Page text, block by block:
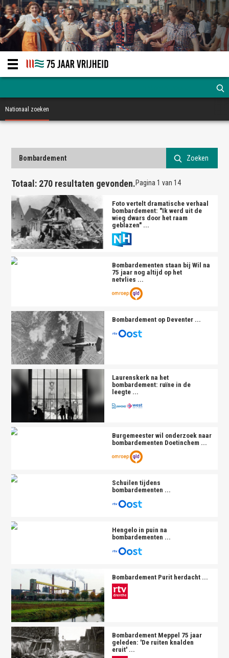
Nationaal zoeken
Zoeken
Totaal: 270 resultaten gevonden.Pagina 1 van 14
Foto vertelt dramatische verhaal
bombardement: "Ik werd uit de
wieg dwars door het raam
geblazen" ...
Bombardementen staan bij Wil na
75 jaar nog altijd op het
netvlies ...
Bombardement op Deventer ...
Laurenskerk na het
bombardement: ruïne in de
leegte ...
Burgemeester wil onderzoek naar
bombardementen Doetinchem ...
Schuilen tijdens
bombardementen ...
Hengelo in puin na
bombardementen ...
Bombardement Purit herdacht ...
Bombardement Meppel 75 jaar
geleden: 'De ruiten knalden
eruit' ...